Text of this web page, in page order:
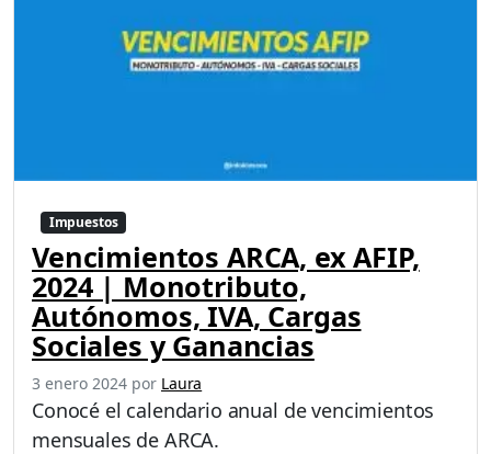
Impuestos
Vencimientos ARCA, ex AFIP,
2024 | Monotributo,
Autónomos, IVA, Cargas
Sociales y Ganancias
3 enero 2024 por Laura
Conocé el calendario anual de vencimientos
mensuales de ARCA.